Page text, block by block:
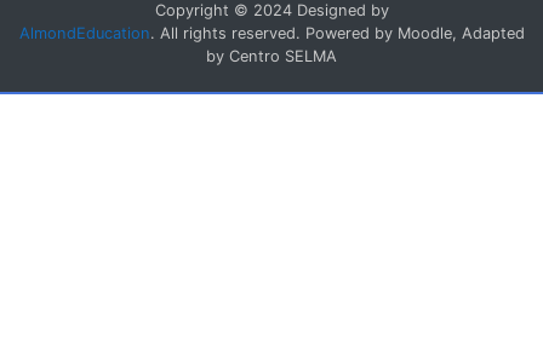
Copyright © 2024 Designed by
AlmondEducation. All rights reserved. Powered by Moodle, Adapted
by Centro SELMA